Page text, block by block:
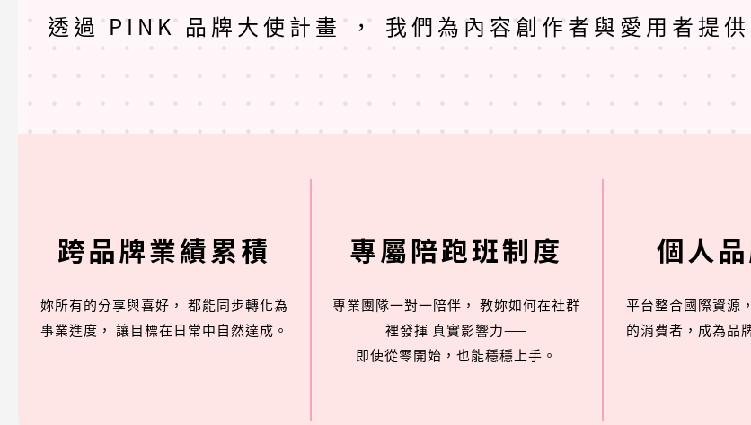
透過 PINK 品牌大使計畫 ， 我們為內容創作者與愛用者提
跨品牌業績累積
妳所有的分享與喜好， 都能同步轉化為
事業進度， 讓目標在日常中自然達成。
專屬陪跑班制度
專業團隊一對一陪伴， 教妳如何在社群
裡發揮 真實影響力——
即使從零開始，也能穩穩上手。
個人
平台整合國際資源
的消費者，成為品